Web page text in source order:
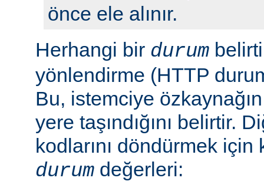
önce ele alınır.
Herhangi bir durum
yönlendirme (HTTP
Bu, istemciye
yere taşındığını belirtir.
kodlarını döndürmek için
durum değerleri: